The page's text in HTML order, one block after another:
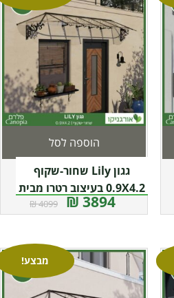
גגון Lily שחור-שקוף
0.9X4.2 בעיצוב רטרו מבית
פלרם – Canopia
3894 ₪
4099 ₪
הוספה לסל
מבצע!